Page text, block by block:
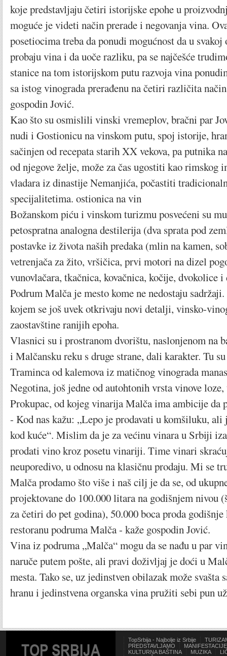
koje predstavljaju četiri istorijske epohe u
moguće je videti način prerade i negovanja vina.
posetiocima treba da ponudi mogućnost da u
probaju vina i da uoče razliku, pa se najčešće
stanice na tom istorijskom putu razvoja vina
sa istog vinograda prerađenu na četiri različita
gospodin Jović.
Kao što su osmislili vinski vremeplov, bračni par
nudi i Gostionicu na vinskom putu, spoj istorije,
sačinjen od recepata starih XX vekova, pa putnika
od njegove želje, može za čas ugostiti kao rimskog
vladara iz dinastije Nemanjića, počastiti
specijalitetima. ostionica na vin
Božanskom piću i vinskom turizmu posvećeni su
petospratna analogna destilerija (dva sprata pod
postavke iz života naših predaka (mlin na kamen,
vetrenjača za žito, vršičica, prvi motori na dizel
vunovlačara, tkačnica, kovačnica, kočije, dvokolice
Podrum Malča je mesto kome ne nedostaju
kojem se još uvek otkrivaju novi detalji, vinsko-
zaostavštine ranijih epoha.
Vlasnici su i prostranom dvorištu, naslonjenom na
i Malčansku reku s druge strane, dali karakter. Tu
Traminca od kalemova iz matičnog vinograda
Negotina, još jedne od autohtonih vrsta vinove
Prokupac, od kojeg vinarija Malča ima ambicije da
- Kod nas kažu: „Lepo je prodavati u komšiluku,
kod kuće“. Mislim da je za većinu vinara u Srbiji
prodati vino kroz posetu vinariji. Time vinari
neuporedivo, u odnosu na klasičnu prodaju. Mi se
Malča prodamo što više i naš cilj je da se, od
projektovane do 100.000 litara na godišnjem nivou
za četiri do pet godina), 50.000 boca proda
restoranu podruma Malča - kaže gospodin Jović.
Vina iz podruma „Malča“ mogu da se nađu u par
naruče putem pošte, ali pravi doživljaj je doći u
mesta. Tako se, uz jedinstven obilazak može svašta
hranu i jedinstvena organska vina pružiti sebi pun
TOP SRBIJA
TopSrbija - Najbolje iz Srbije
PREDSTAVLJAMO
MANIFESTACIJE
KULTURNA BAŠTINA
MUZIKA